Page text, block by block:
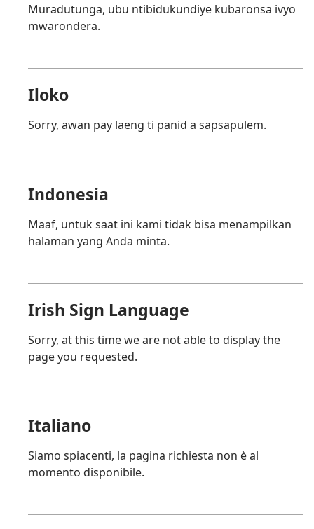
Muradutunga, ubu ntibidukundiye kubaronsa ivyo
mwarondera.
Iloko
Sorry, awan pay laeng ti panid a sapsapulem.
Indonesia
Maaf, untuk saat ini kami tidak bisa menampilkan
halaman yang Anda minta.
Irish Sign Language
Sorry, at this time we are not able to display the
page you requested.
Italiano
Siamo spiacenti, la pagina richiesta non è al
momento disponibile.